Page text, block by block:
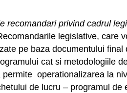
recomandari privind cadrul
legislative, care
pe baza documentului final
cat si metodologiile
permite operationalizarea la
de lucru – programul de